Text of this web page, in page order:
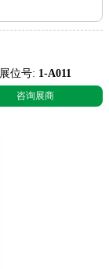
展位号: 1-A011
咨询展商